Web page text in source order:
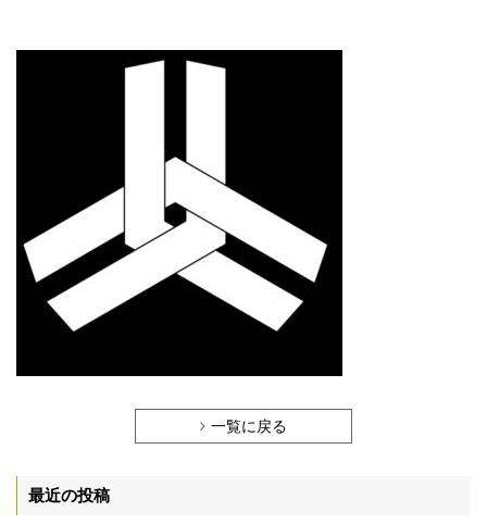
一覧に戻る
最近の投稿